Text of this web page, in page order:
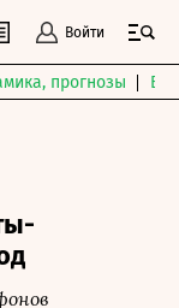
Войти
прогнозы